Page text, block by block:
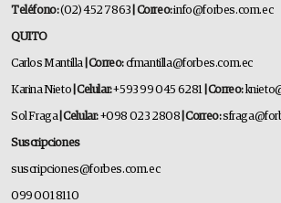
Teléfono:(02) 452 7863 | Correo:info@forbes.com.ec
QUITO
Carlos Mantilla | Correo:cfmantilla@forbes.com.ec
Karina Nieto | Celular:+593 99 045 6281 | Correo:
Sol Fraga| Celular:+098 023 2808 | Correo:
Suscripciones
suscripciones@forbes.com.ec
099 001 8110